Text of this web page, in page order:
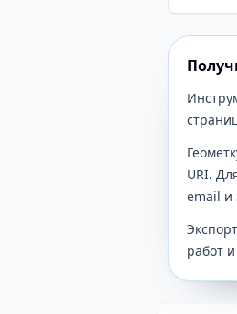
URI.
email и
работ